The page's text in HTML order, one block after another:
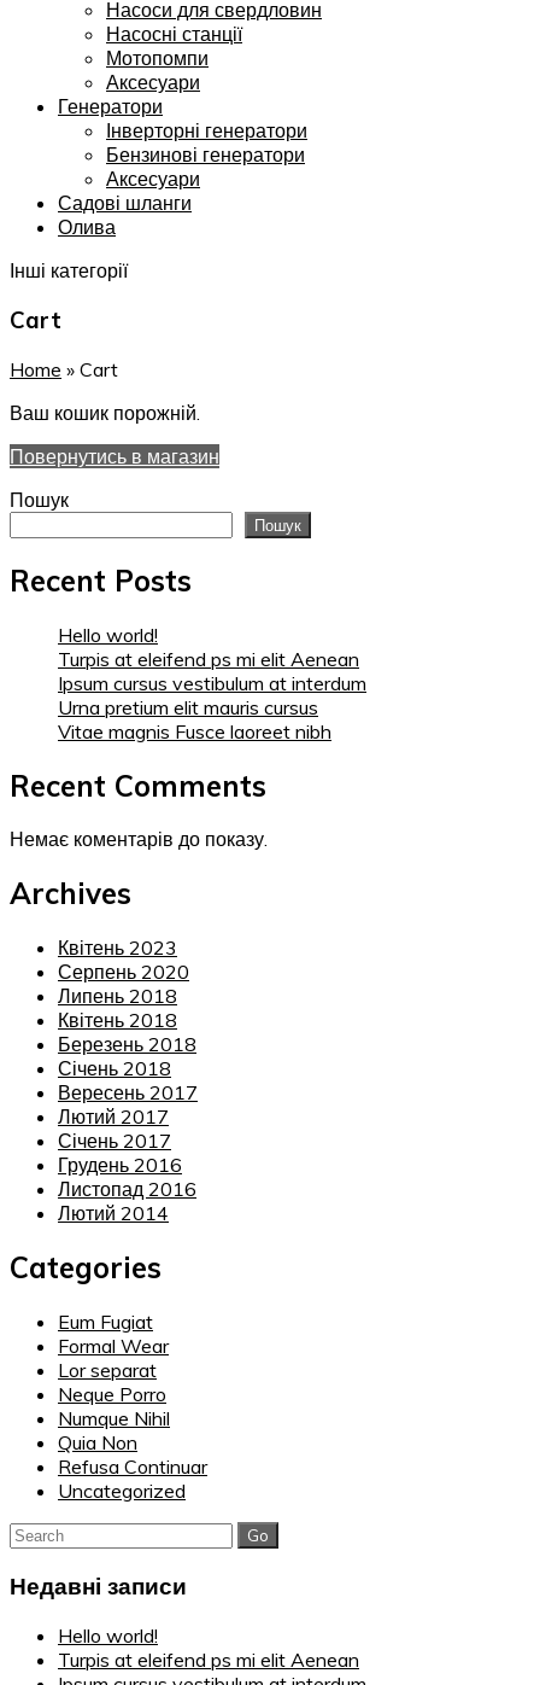
Насоси для свердловин
Насосні станції
Мотопомпи
Аксесуари
Генератори
Інверторні генератори
Бензинові генератори
Аксесуари
Садові шланги
Олива
Інші категорії
Cart
Home » Cart
Ваш кошик порожній.
Повернутись в магазин
Пошук
Пошук
Recent Posts
Hello world!
Turpis at eleifend ps mi elit Aenean
Ipsum cursus vestibulum at interdum
Urna pretium elit mauris cursus
Vitae magnis Fusce laoreet nibh
Recent Comments
Немає коментарів до показу.
Archives
Квітень 2023
Серпень 2020
Липень 2018
Квітень 2018
Березень 2018
Січень 2018
Вересень 2017
Лютий 2017
Січень 2017
Грудень 2016
Листопад 2016
Лютий 2014
Categories
Eum Fugiat
Formal Wear
Lor separat
Neque Porro
Numque Nihil
Quia Non
Refusa Continuar
Uncategorized
Search
Недавні записи
Hello world!
Turpis at eleifend ps mi elit Aenean